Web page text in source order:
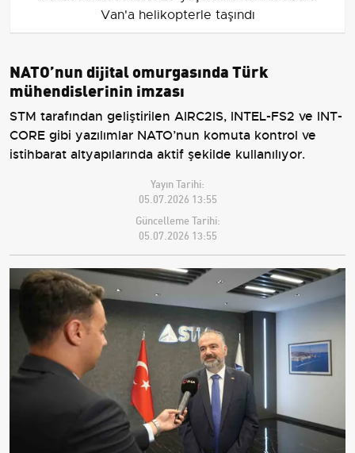
Van'a helikopterle taşındı
NATO’nun dijital omurgasında Türk
mühendislerinin imzası
STM tarafından geliştirilen AIRC2IS, INTEL-FS2 ve INT-
CORE gibi yazılımlar NATO’nun komuta kontrol ve
istihbarat altyapılarında aktif şekilde kullanılıyor.
Yayın Tarihi:
05.07.2026 13:55
Güncelleme Tarihi:
05.07.2026 13:55